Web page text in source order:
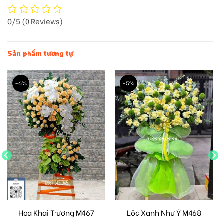
0/5(0 Reviews)
Sản phẩm tương tự
-6%
Hoa Khai Trương M467
-5%
Lộc Xanh Như Ý M468